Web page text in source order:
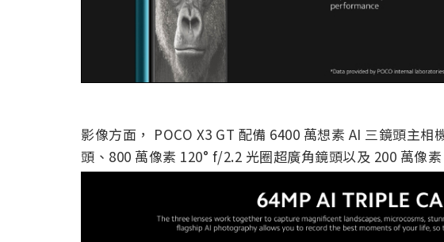
影像方面， POCO X3 GT 配備 6400 萬想素 AI 三鏡頭主
頭、800 萬像素 120° f/2.2 光圈超廣角鏡頭以及 200 萬像